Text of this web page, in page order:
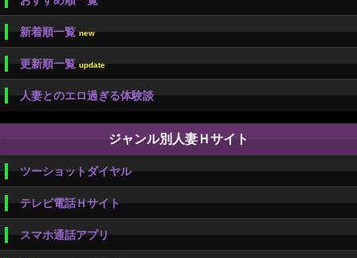
新着順一覧 new
更新順一覧 update
人妻とのエロ過ぎる体験談
ジャンル別人妻Ｈサイト
ツーショットダイヤル
テレビ電話Ｈサイト
スマホ通話アプリ